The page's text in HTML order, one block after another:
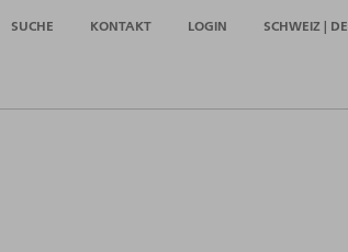
SUCHE KONTAKT LOGIN SCHWEIZ | DE